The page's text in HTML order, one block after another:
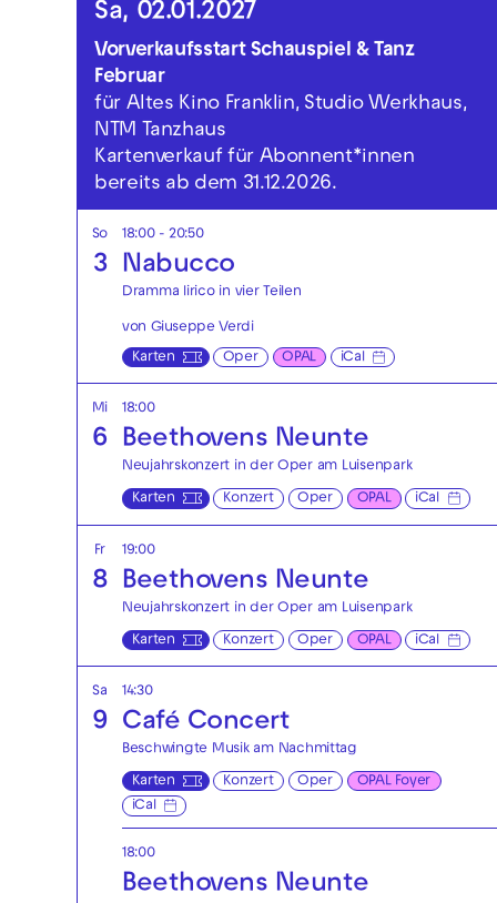
Sa, 02.01.2027
Vorverkaufsstart Schauspiel & Tanz
Februar
für Altes Kino Franklin, Studio Werkhaus,
NTM Tanzhaus
Kartenverkauf für Abonnent*innen
bereits ab dem 31.12.2026.
So
3
18:00 - 20:50
Nabucco
Dramma lirico in vier Teilen
von Giuseppe Verdi
Karten Oper OPAL iCal
Mi
6
18:00
Beethovens Neunte
Neujahrskonzert in der Oper am Luisenpark
Karten Konzert Oper OPAL iCal
Fr
8
19:00
Beethovens Neunte
Neujahrskonzert in der Oper am Luisenpark
Karten Konzert Oper OPAL iCal
Sa
9
14:30
Café Concert
Beschwingte Musik am Nachmittag
Karten Konzert Oper
OPAL Foyer
iCal
18:00
Beethovens Neunte